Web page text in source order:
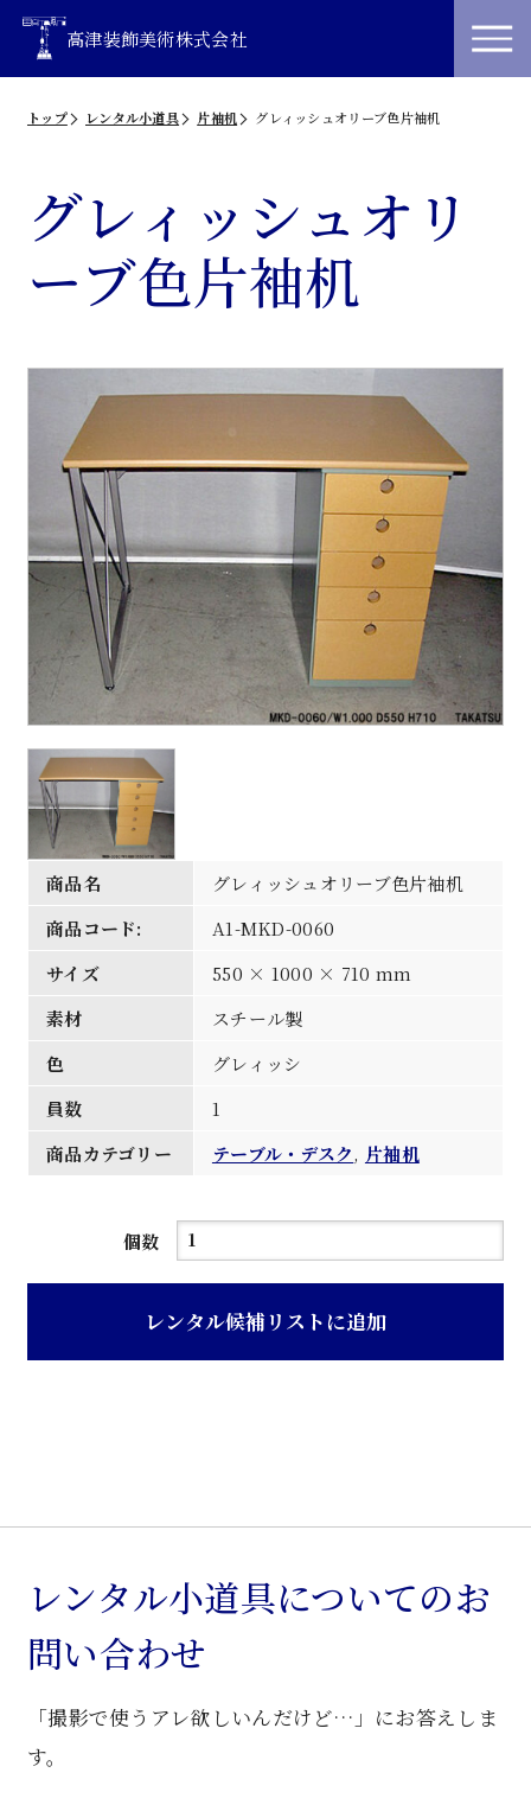
高津装飾美術株式会社
トップ レンタル小道具 片袖机 グレィッシュオリーブ色片袖机
グレィッシュオリ
ーブ色片袖机
商品名
グレィッシュオリーブ色片袖机
商品コード:
A1-MKD-0060
サイズ
550 × 1000 × 710 mm
素材
スチール製
色
グレィッシ
員数
1
商品カテゴリー
テーブル・デスク, 片袖机
個数
グ
ッ
色
片
袖
個
レンタル候補リストに追加
レンタル小道具についてのお
問い合わせ
「撮影で使うアレ欲しいんだけど…」にお答えしま
す。